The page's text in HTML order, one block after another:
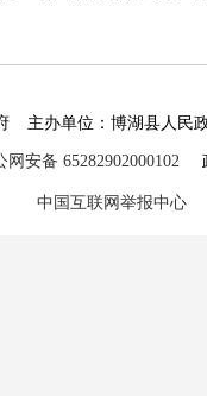
主办单位：博湖县人民
网安备 65282902000102
中国互联网举报中心